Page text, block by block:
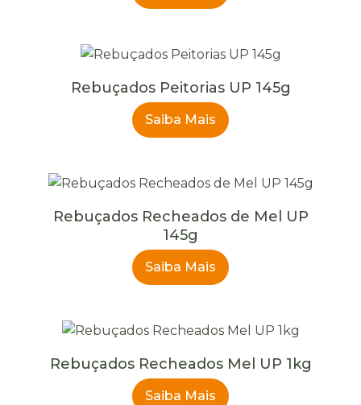
Rebuçados Peitorias UP 145g
Saiba Mais
Rebuçados Recheados de Mel UP
145g
Saiba Mais
Rebuçados Recheados Mel UP 1kg
Saiba Mais